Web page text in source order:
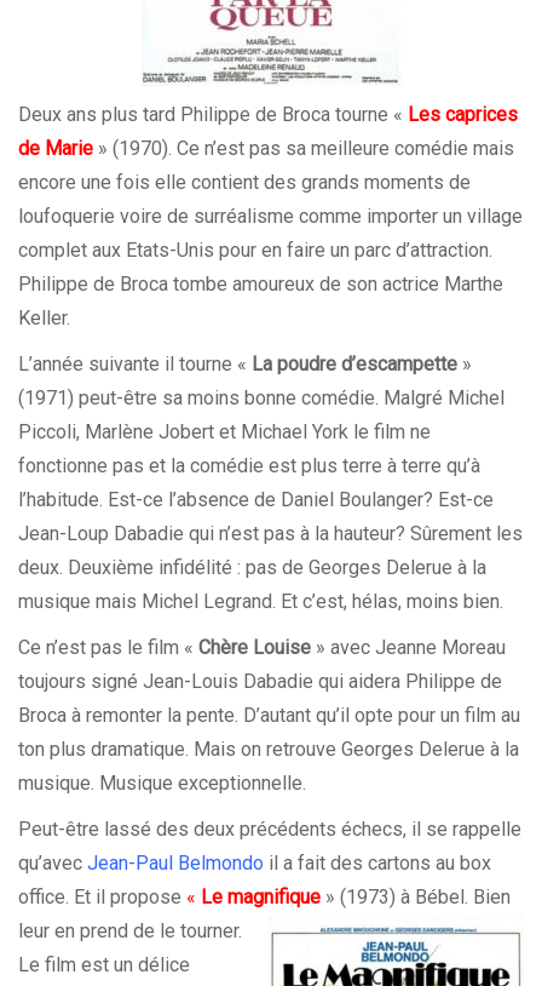
Deux ans plus tard Philippe de Broca tourne « Les caprices
de Marie » (1970). Ce n’est pas sa meilleure comédie mais
encore une fois elle contient des grands moments de
loufoquerie voire de surréalisme comme importer un village
complet aux Etats-Unis pour en faire un parc d’attraction.
Philippe de Broca tombe amoureux de son actrice Marthe
Keller.
L’année suivante il tourne « La poudre d’escampette »
(1971) peut-être sa moins bonne comédie. Malgré Michel
Piccoli, Marlène Jobert et Michael York le film ne
fonctionne pas et la comédie est plus terre à terre qu’à
l’habitude. Est-ce l’absence de Daniel Boulanger? Est-ce
Jean-Loup Dabadie qui n’est pas à la hauteur? Sûrement les
deux. Deuxième infidélité : pas de Georges Delerue à la
musique mais Michel Legrand. Et c’est, hélas, moins bien.
Ce n’est pas le film « Chère Louise » avec Jeanne Moreau
toujours signé Jean-Louis Dabadie qui aidera Philippe de
Broca à remonter la pente. D’autant qu’il opte pour un film au
ton plus dramatique. Mais on retrouve Georges Delerue à la
musique. Musique exceptionnelle.
Peut-être lassé des deux précédents échecs, il se rappelle
qu’avec Jean-Paul Belmondo il a fait des cartons au box
office. Et il propose « Le magnifique » (1973) à Bébel. Bien
leur en prend de le tourner.
Le film est un délice